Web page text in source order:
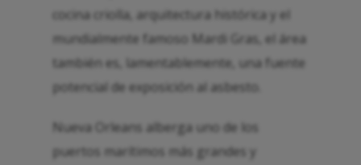
cocina criolla, arquitectura histórica y el
mundialmente famoso Mardi Gras, el área
también es, lamentablemente, una fuente
potencial de exposición al asbesto.
Nueva Orleans alberga uno de los
puertos marítimos más grandes y